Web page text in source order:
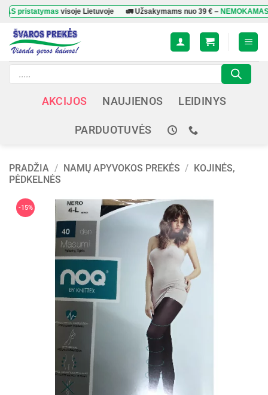
Skip
content
visoje Lietuvoje 🚛 Užsakymams nuo39 €–NEMOKAMAS
Products
search
AKCIJOS NAUJIENOS LEIDINYS
PARDUOTUVĖS
PRADŽIA / NAMŲ APYVOKOS PREKĖS / KOJINĖS,
PĖDKELNĖS
-15%